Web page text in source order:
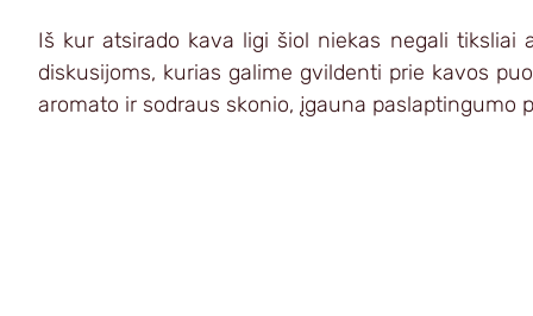
Iš kur atsirado kava ligi šiol niekas negali tiksliai
diskusijoms, kurias galime gvildenti prie kavos
aromato ir sodraus skonio, įgauna paslaptingumo